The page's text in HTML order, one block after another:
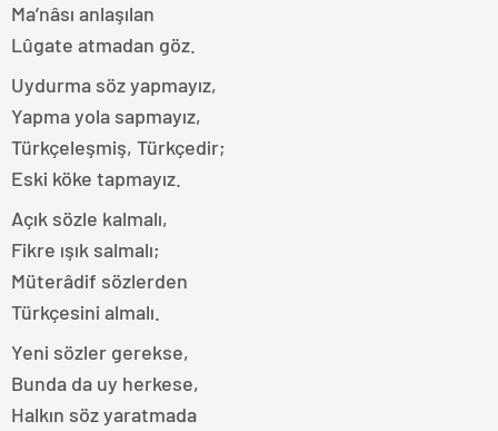
Ma’nâsı anlaşılan
Lûgate atmadan göz.
Uydurma söz yapmayız,
Yapma yola sapmayız,
Türkçeleşmiş, Türkçedir;
Eski köke tapmayız.
Açık sözle kalmalı,
Fikre ışık salmalı;
Müterâdif sözlerden
Türkçesini almalı.
Yeni sözler gerekse,
Bunda da uy herkese,
Halkın söz yaratmada